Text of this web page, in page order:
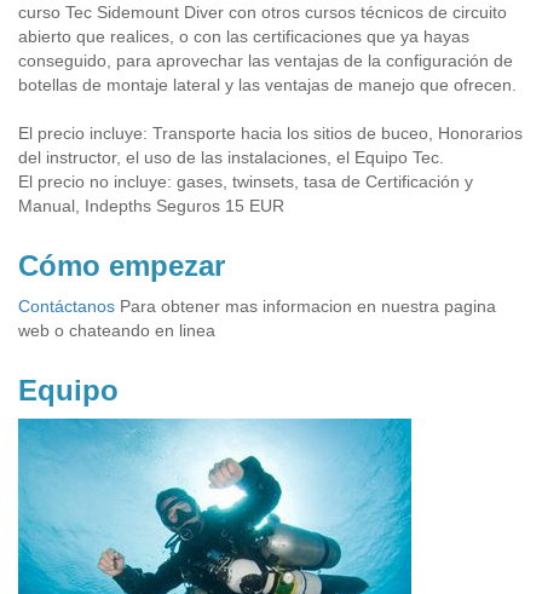
curso Tec Sidemount Diver con otros cursos técnicos de circuito
abierto que realices, o con las certificaciones que ya hayas
conseguido, para aprovechar las ventajas de la configuración de
botellas de montaje lateral y las ventajas de manejo que ofrecen.
El precio incluye: Transporte hacia los sitios de buceo, Honorarios
del instructor, el uso de las instalaciones, el Equipo Tec.
El precio no incluye: gases, twinsets, tasa de Certificación y
Manual, Indepths Seguros 15 EUR
Cómo empezar
Contáctanos Para obtener mas informacion en nuestra pagina
web o chateando en linea
Equipo